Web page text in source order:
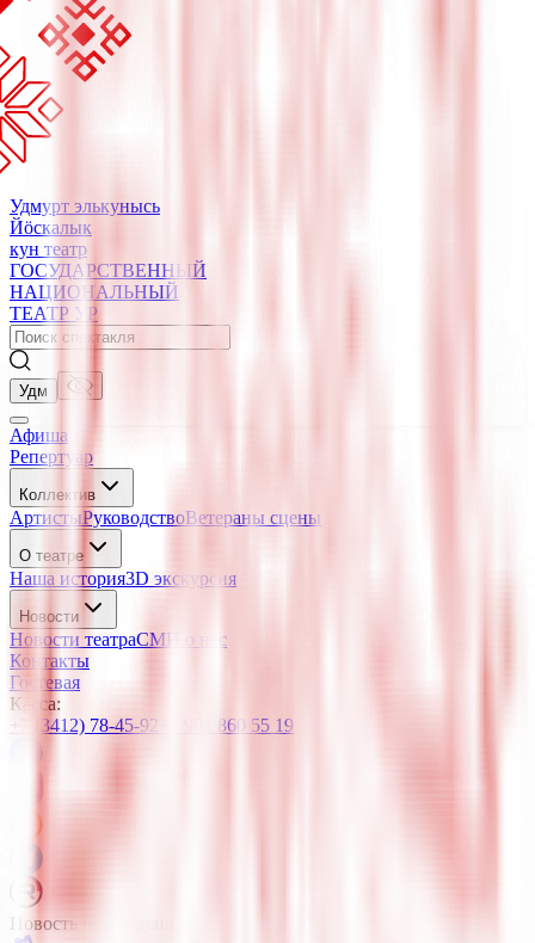
Удмурт элькунысь
Йӧскалык
кун театр
ГОСУДАРСТВЕННЫЙ
НАЦИОНАЛЬНЫЙ
ТЕАТР УР
Удм
Афиша
Репертуар
Коллектив
АртистыРуководствоВетераны сцены
О театре
Наша история3D экскурсия
Новости
Новости театраСМИ о нас
Контакты
Гостевая
Касса:
+7 (3412) 78-45-92
+7 901 860 55 19
Новость не найдена.